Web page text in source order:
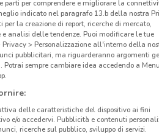
parti per comprendere e migliorare la
indicato nel paragrafo 13.b della nostra
la creazione di report, ricerche di mercato,
analisi delle tendenze. Puoi modificare le tue
> Personalizzazione all'interno della
pubblicitari, ma riguarderanno argomenti
sempre cambiare idea accedendo a
delle caratteristiche del dispositivo ai fini
e/o accedervi. Pubblicità e contenuti
ricerche sul pubblico, sviluppo di servizi.